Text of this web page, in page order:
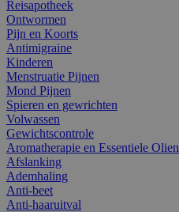
Reisapotheek
Ontwormen
Pijn en Koorts
Antimigraine
Kinderen
Menstruatie Pijnen
Mond Pijnen
Spieren en gewrichten
Volwassen
Gewichtscontrole
Aromatherapie en Essentiele Olien
Afslanking
Ademhaling
Anti-beet
Anti-haaruitval